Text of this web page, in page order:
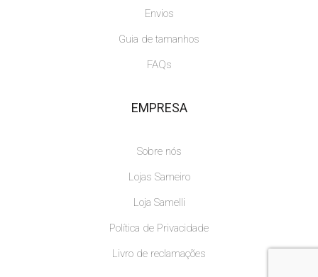
Envios
Guia de tamanhos
FAQs
EMPRESA
Sobre nós
Lojas Sameiro
Loja Samelli
Política de Privacidade
Livro de reclamações